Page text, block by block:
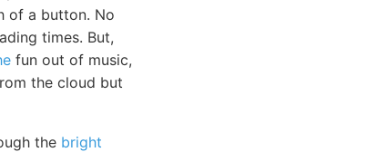
of a button. No
times. But,
fun out of music,
the cloud but
the bright